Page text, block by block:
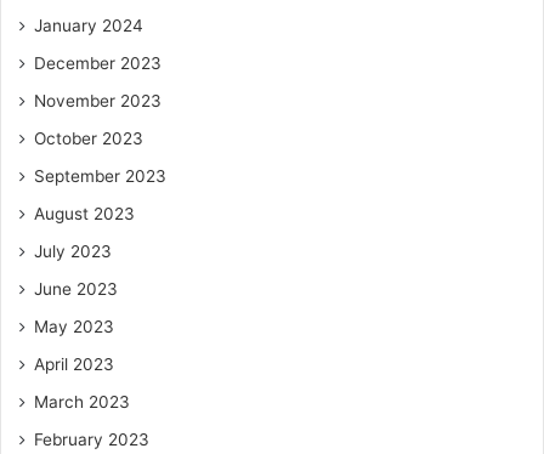
January 2024
December 2023
November 2023
October 2023
September 2023
August 2023
July 2023
June 2023
May 2023
April 2023
March 2023
February 2023